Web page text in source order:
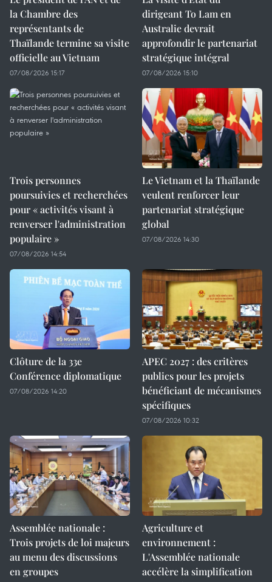
la Chambre des
représentants de
Thaïlande termine sa visite
officielle au Vietnam
07/08/2026 15:17
dirigeant To Lam en
Australie devrait
approfondir le partenariat
stratégique intégral
07/08/2026 15:10
Trois personnes
poursuivies et recherchées
pour « activités visant à
renverser l'administration
populaire »
07/08/2026 14:54
Le Vietnam et la Thaïlande
veulent renforcer leur
partenariat stratégique
global
07/08/2026 14:30
Clôture de la 33e
Conférence diplomatique
07/08/2026 14:20
APEC 2027 : des critères
publics pour les projets
bénéficiant de mécanismes
spécifiques
07/08/2026 10:32
Assemblée nationale :
Trois projets de loi majeurs
au menu des discussions
en groupes
Agriculture et
environnement :
L'Assemblée nationale
accélère la simplification